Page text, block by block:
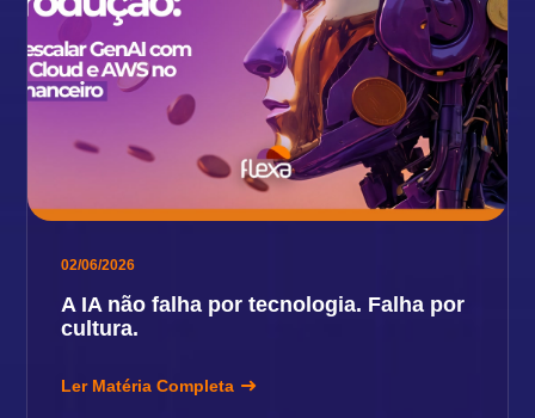
02/06/2026
A IA não falha por tecnologia. Falha por
cultura.
Ler Matéria Completa